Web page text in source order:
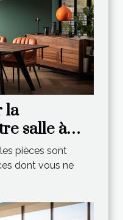
la
salle à
pièces sont
dont vous ne